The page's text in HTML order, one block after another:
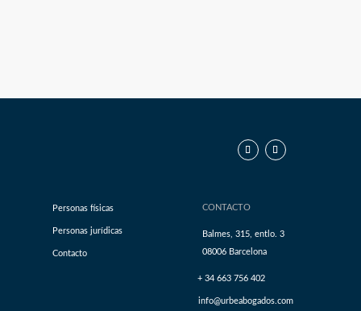
Personas físicas
Personas jurídicas
Contacto
CONTACTO
Balmes, 315, entlo. 3
08006 Barcelona
+ 34 663 756 402
info@urbeabogados.com